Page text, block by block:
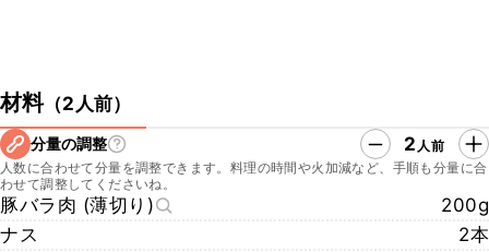
材料（2人前）
分量の調整 2 人前
人数に合わせて分量を調整できます。料理の時間や火加減など、手順も分量に合
わせて調整してくださいね。
豚バラ肉 (薄切り)
200g
ナス
2本